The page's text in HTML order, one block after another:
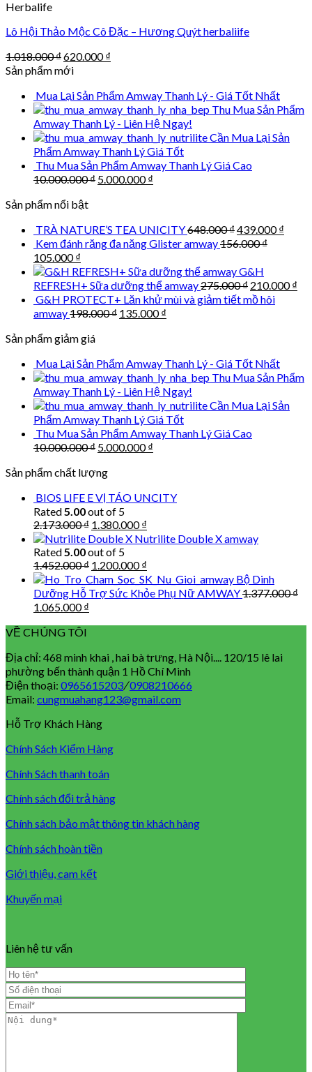
Herbalife
Lô Hội Thảo Mộc Cô Đặc – Hương Quýt herbaliife
1.018.000₫Original
price
1.018.000 ₫.
620.000₫
620.000 ₫.
Sản phẩm mới
Mua Lại Sản Phẩm Amway Thanh Lý - Giá Tốt Nhất
Thu Mua Sản Phẩm
Amway Thanh Lý - Liên Hệ Ngay!
Cần Mua Lại Sản
Phẩm Amway Thanh Lý Giá Tốt
Thu Mua Sản Phẩm Amway Thanh Lý Giá Cao
10.000.000₫ Original
5.000.000₫
Sản phẩm nổi bật
TRÀ NATURE’S TEA UNICITY648.000₫Original
price
648.000 ₫.
439.000₫
Kem đánh răng đa năng Glister amway156.000₫
Original
price
was:
156.000 ₫.
105.000₫
price
is:
105.000 ₫.
G&H
REFRESH+ Sữa dưỡng thể amway275.000₫ Original
price
210.000₫
G&H PROTECT+ Lăn khử mùi và giảm tiết mồ hôi
amway198.000₫ Original
135.000₫
Sản phẩm giảm giá
Mua Lại Sản Phẩm Amway Thanh Lý - Giá Tốt Nhất
Thu Mua Sản Phẩm
Amway Thanh Lý - Liên Hệ Ngay!
Cần Mua Lại Sản
Phẩm Amway Thanh Lý Giá Tốt
Thu Mua Sản Phẩm Amway Thanh Lý Giá Cao
10.000.000₫ Original
was:
5.000.000₫
Sản phẩm chất lượng
BIOS LIFE E VỊ TÁO UNCITY
Rated5.00out of 5
2.173.000₫ Original
price
was:
2.173.000 ₫.
1.380.000₫
price
Nutrilite Double X amway
Rated5.00out of 5
1.452.000₫ Original
price
was:
1.200.000₫
price
is:
Bộ Dinh
Dưỡng Hỗ Trợ Sức Khỏe Phụ Nữ AMWAY1.377.000₫
Original
was:
1.065.000₫
VỀ CHÚNG TÔI
Địa chỉ: 468 minh khai , hai bà trưng, Hà Nội.... 120/15 lê lai
phường bến thành quận 1 Hồ Chí Minh
Điện thoại: 0965615203/0908210666
Email: cungmuahang123@gmail.com
Hỗ Trợ Khách Hàng
Chính Sách Kiểm Hàng
Chính Sách thanh toán
Chính sách đổi trả hàng
Chính sách bảo mật thông tin khách hàng
Chính sách hoàn tiền
Giới thiệu, cam kết
Khuyến mại
Liên hệ tư vấn